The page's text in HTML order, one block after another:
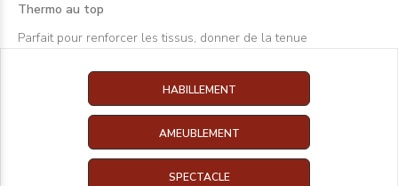
Thermo au top
Parfait pour renforcer les tissus, donner de la tenue
HABILLEMENT
AMEUBLEMENT
SPECTACLE